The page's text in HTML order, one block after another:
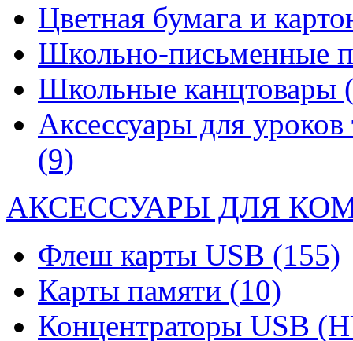
Цветная бумага и
Школьно-письменные
Школьные канцтовары
Аксессуары для уроков
(9)
АКСЕССУАРЫ ДЛЯ
Флеш карты USB (155)
Карты памяти (10)
Концентраторы USB